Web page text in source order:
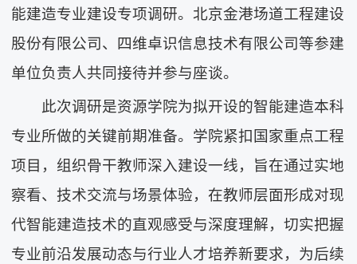
能建造专业建设专项调研。北京金港场道工程建设
股份有限公司、四维卓识信息技术有限公司等参建
单位负责人共同接待并参与座谈。
此次调研是资源学院为拟开设的智能建造本科
专业所做的关键前期准备。学院紧扣国家重点工程
项目，组织骨干教师深入建设一线，旨在通过实地
察看、技术交流与场景体验，在教师层面形成对现
代智能建造技术的直观感受与深度理解，切实把握
专业前沿发展动态与行业人才培养新要求，为后续